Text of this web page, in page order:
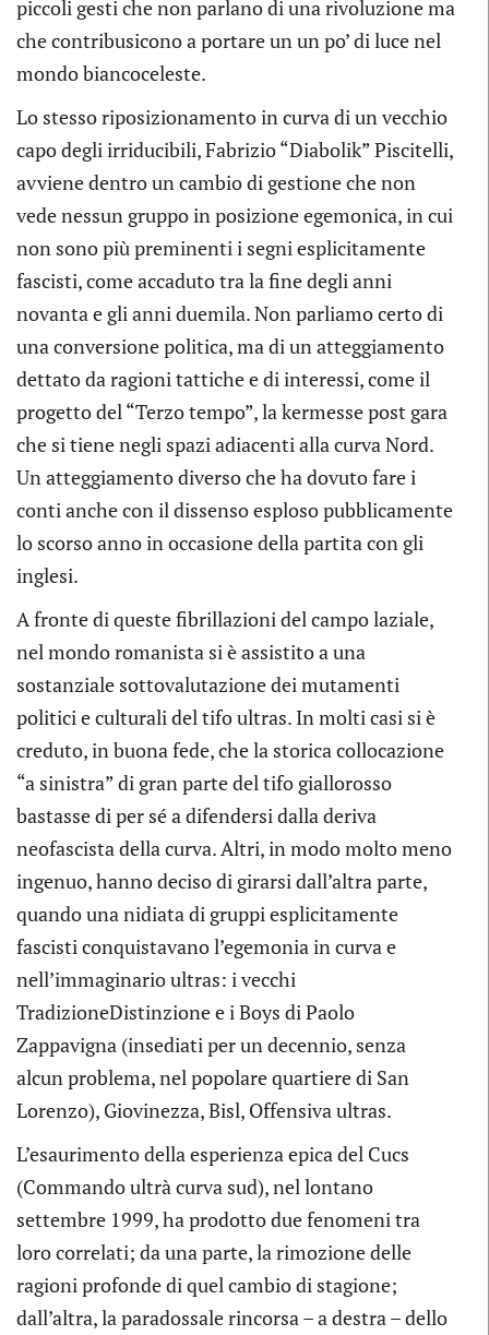
piccoli gesti che non parlano di una rivoluzione ma
che contribusicono a portare un un po’ di luce nel
mondo biancoceleste.
Lo stesso riposizionamento in curva di un vecchio
capo degli irriducibili, Fabrizio “Diabolik” Piscitelli,
avviene dentro un cambio di gestione che non
vede nessun gruppo in posizione egemonica, in cui
non sono più preminenti i segni esplicitamente
fascisti, come accaduto tra la fine degli anni
novanta e gli anni duemila. Non parliamo certo di
una conversione politica, ma di un atteggiamento
dettato da ragioni tattiche e di interessi, come il
progetto del “Terzo tempo”, la kermesse post gara
che si tiene negli spazi adiacenti alla curva Nord.
Un atteggiamento diverso che ha dovuto fare i
conti anche con il dissenso esploso pubblicamente
lo scorso anno in occasione della partita con gli
inglesi.
A fronte di queste fibrillazioni del campo laziale,
nel mondo romanista si è assistito a una
sostanziale sottovalutazione dei mutamenti
politici e culturali del tifo ultras. In molti casi si è
creduto, in buona fede, che la storica collocazione
“a sinistra” di gran parte del tifo giallorosso
bastasse di per sé a difendersi dalla deriva
neofascista della curva. Altri, in modo molto meno
ingenuo, hanno deciso di girarsi dall’altra parte,
quando una nidiata di gruppi esplicitamente
fascisti conquistavano l’egemonia in curva e
nell’immaginario ultras: i vecchi
TradizioneDistinzione e i Boys di Paolo
Zappavigna (insediati per un decennio, senza
alcun problema, nel popolare quartiere di San
Lorenzo), Giovinezza, Bisl, Offensiva ultras.
L’esaurimento della esperienza epica del Cucs
(Commando ultrà curva sud), nel lontano
settembre 1999, ha prodotto due fenomeni tra
loro correlati; da una parte, la rimozione delle
ragioni profonde di quel cambio di stagione;
dall’altra, la paradossale rincorsa – a destra – dello